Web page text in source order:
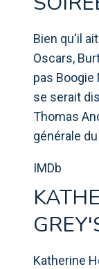
Bien qu'il
Oscars,
pas
se serait
Thomas
générale
IMDb
Katherine